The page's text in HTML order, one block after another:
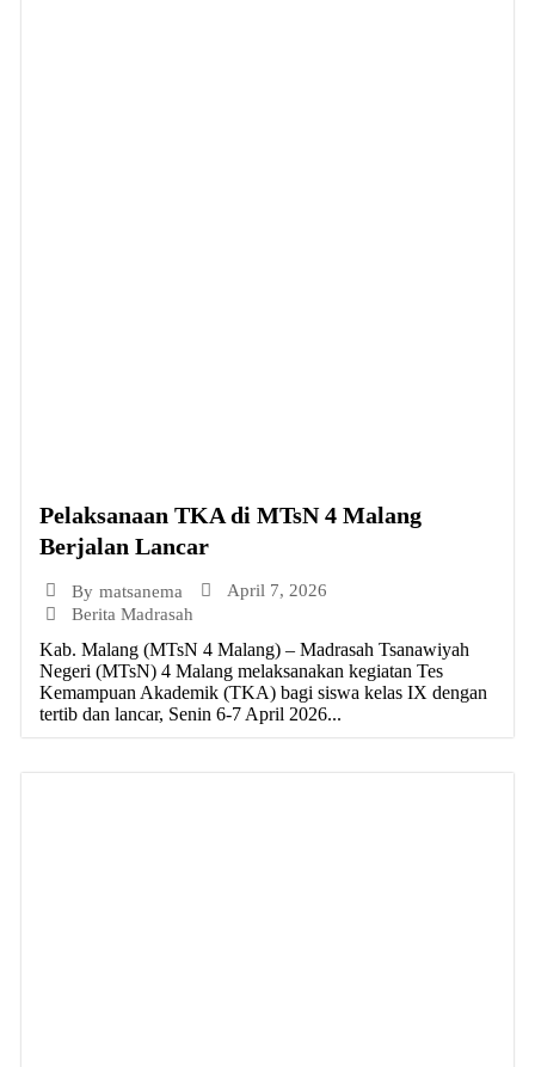
Pelaksanaan TKA di MTsN 4 Malang
Berjalan Lancar
By matsanema
April 7, 2026
Berita Madrasah
Kab. Malang (MTsN 4 Malang) – Madrasah Tsanawiyah
Negeri (MTsN) 4 Malang melaksanakan kegiatan Tes
Kemampuan Akademik (TKA) bagi siswa kelas IX dengan
tertib dan lancar, Senin 6-7 April 2026...